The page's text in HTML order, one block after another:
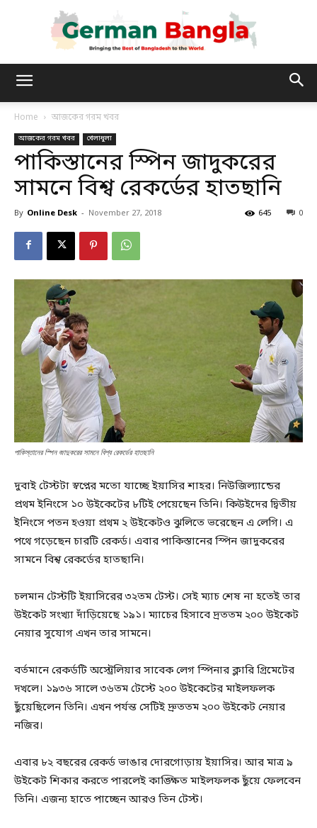
Bangla
Home আজকের গরম খবর
আজকের গরম খবর খেলাধুলা
পাকিস্তানের স্পিন জাদুকরের
সামনে বিশ্ব রেকর্ডের হাতছানি
By Online Desk - November 27, 2018 0
645
পাকিস্তানের স্পিন জাদুকরের সামনে বিশ্ব রেকর্ডের হাতছানি
দুবাই টেস্টটা স্বপ্নের মতো যাচ্ছে ইয়াসির শাহর। নিউজিল্যান্ডের
প্রথম ইনিংসে ১০ উইকেটের ৮টিই পেয়েছেন তিনি। কিউইদের দ্বিতীয়
ইনিংসে পতন হওয়া প্রথম ২ উইকেটও ঝুলিতে ভরেছেন এ লেগি। এ
পথে গড়েছেন চারটি রেকর্ড। এবার পাকিস্তানের স্পিন জাদুকরের
সামনে বিশ্ব রেকর্ডের হাতছানি।
চলমান টেস্টটি ইয়াসিরের ৩২তম টেস্ট। সেই ম্যাচ শেষ না হতেই তার
উইকেট সংখ্যা দাঁড়িয়েছে ১৯১। ম্যাচের হিসাবে দ্রততম ২০০ উইকেট
নেয়ার সুযোগ এখন তার সামনে।
বর্তমানে রেকর্ডটি অস্ট্রেলিয়ার সাবেক লেগ স্পিনার ক্লারি গ্রিমেটের
দখলে। ১৯৩৬ সালে ৩৬তম টেস্টে ২০০ উইকেটের মাইলফলক
ছুঁয়েছিলেন তিনি। এখন পর্যন্ত সেটিই দ্রুততম ২০০ উইকেট নেয়ার
নজির।
এবার ৮২ বছরের রেকর্ড ভাঙার দোরগোড়ায় ইয়াসির। আর মাত্র ৯
উইকেট শিকার করতে পারলেই কাঙ্ক্ষিত মাইলফলক ছুঁয়ে ফেলবেন
তিনি। এজন্য হাতে পাচ্ছেন আরও তিন টেস্ট।